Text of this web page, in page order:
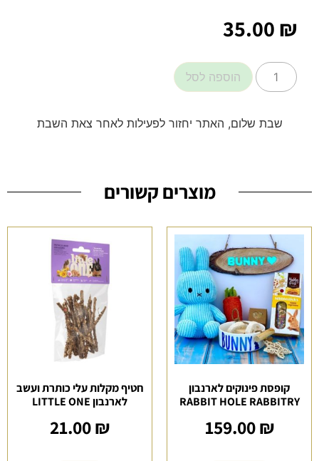
35.00 ₪
הוספה לסל
שבת שלום, האתר יחזור לפעילות לאחר צאת השבת
מוצרים קשורים
קופסת פינוקים לארנבון
RABBIT HOLE RABBITRY
159.00₪
חטיף מקלות עלי כותרת ועשב
לארנבון LITTLE ONE
21.00₪